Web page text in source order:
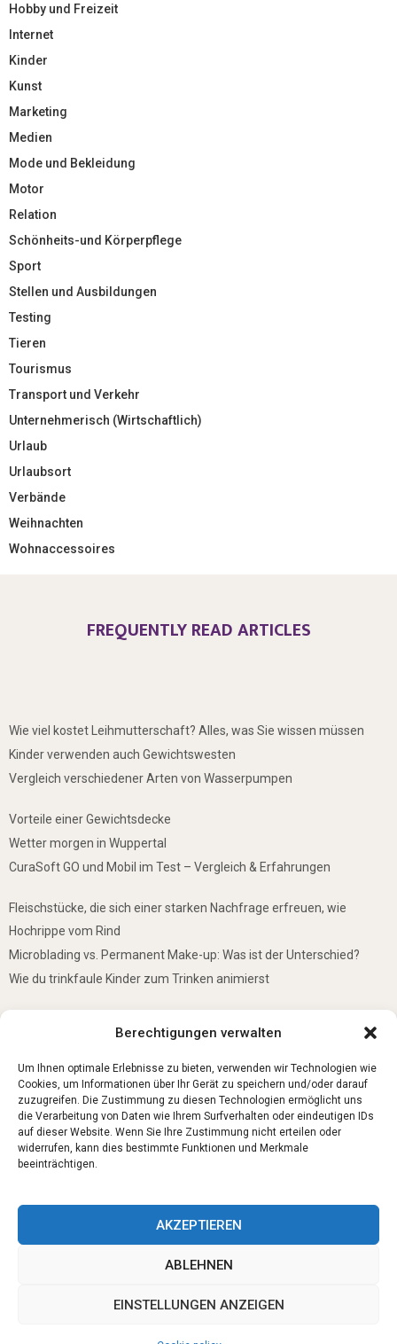
Berechtigungen verwalten
Um Ihnen optimale Erlebnisse zu bieten, verwenden wir Technologien wie
Cookies, um Informationen über Ihr Gerät zu speichern und/oder darauf
zuzugreifen. Die Zustimmung zu diesen Technologien ermöglicht uns
die Verarbeitung von Daten wie Ihrem Surfverhalten oder eindeutigen IDs
auf dieser Website. Wenn Sie Ihre Zustimmung nicht erteilen oder
widerrufen, kann dies bestimmte Funktionen und Merkmale
beeinträchtigen.
AKZEPTIEREN
ABLEHNEN
EINSTELLUNGEN ANZEIGEN
Hobby und Freizeit
Internet
Kinder
Kunst
Marketing
Medien
Mode und Bekleidung
Motor
Relation
Schönheits-und Körperpflege
Sport
Stellen und Ausbildungen
Testing
Tieren
Tourismus
Transport und Verkehr
Unternehmerisch (Wirtschaftlich)
Urlaub
Urlaubsort
Verbände
Weihnachten
Wohnaccessoires
FREQUENTLY READ ARTICLES
Wie viel kostet Leihmutterschaft? Alles, was Sie wissen müssen
Kinder verwenden auch Gewichtswesten
Vergleich verschiedener Arten von Wasserpumpen
Vorteile einer Gewichtsdecke
Wetter morgen in Wuppertal
CuraSoft GO und Mobil im Test – Vergleich & Erfahrungen
Fleischstücke, die sich einer starken Nachfrage erfreuen, wie
Hochrippe vom Rind
Microblading vs. Permanent Make-up: Was ist der Unterschied?
Wie du trinkfaule Kinder zum Trinken animierst
5 Gründe, warum jedes Baby einen Mini-Schwimmring haben sollte
Ist Lockpicking in Deutschland verboten?